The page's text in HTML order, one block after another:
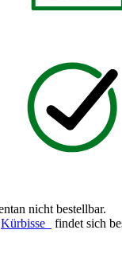
nicht bestellbar.
Kürbisse
findet sich